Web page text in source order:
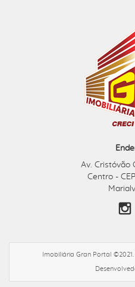
Av. Cristóvão
Centro -
Imobiliária Gran Portal